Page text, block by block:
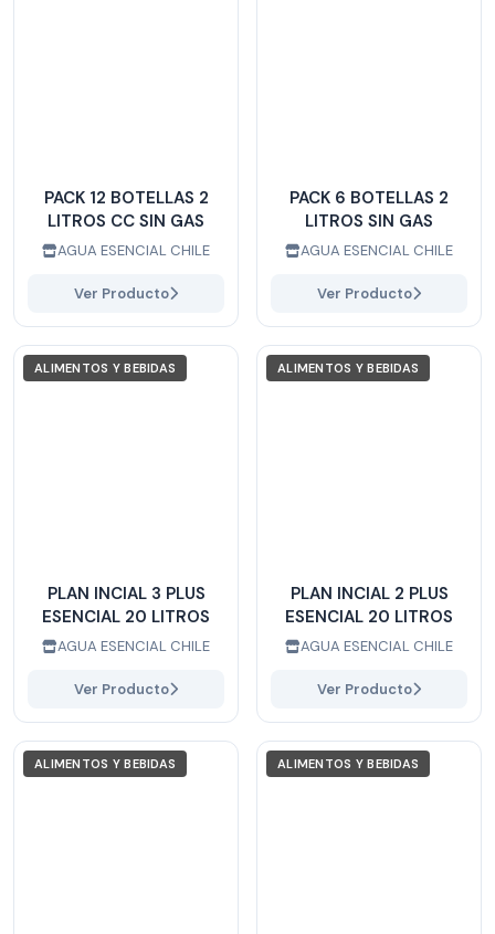
PACK 12 BOTELLAS 2
LITROS CC SIN GAS
AGUA ESENCIAL CHILE
Ver Producto
PACK 6 BOTELLAS 2
LITROS SIN GAS
AGUA ESENCIAL CHILE
Ver Producto
ALIMENTOS Y BEBIDAS
PLAN INCIAL 3 PLUS
ESENCIAL 20 LITROS
AGUA ESENCIAL CHILE
Ver Producto
ALIMENTOS Y BEBIDAS
PLAN INCIAL 2 PLUS
ESENCIAL 20 LITROS
AGUA ESENCIAL CHILE
Ver Producto
ALIMENTOS Y BEBIDAS ALIMENTOS Y BEBIDAS